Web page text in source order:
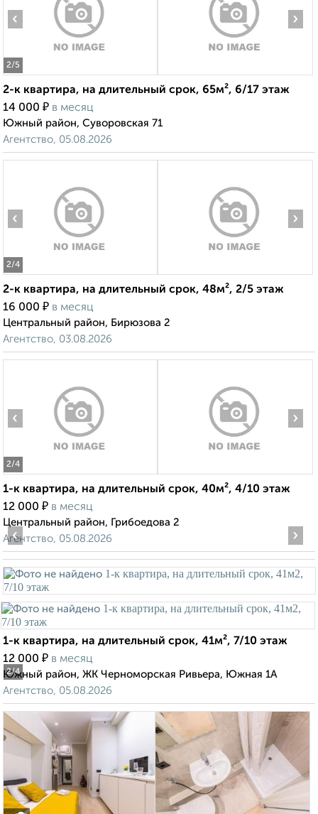
2/5
‹ ›
2-к квартира, на длительный срок, 65м², 6/17 этаж
14 000 ₽ в месяц
Южный район, Суворовская 71
Агентство, 05.08.2026
2/4
‹ ›
2-к квартира, на длительный срок, 48м², 2/5 этаж
16 000 ₽ в месяц
Центральный район, Бирюзова 2
Агентство, 03.08.2026
2/4
‹ ›
1-к квартира, на длительный срок, 40м², 4/10 этаж
12 000 ₽ в месяц
Центральный район, Грибоедова 2
Агентство, 05.08.2026
2/4
‹ ›
1-к квартира, на длительный срок, 41м², 7/10 этаж
12 000 ₽ в месяц
Южный район, ЖК Черноморская Ривьера, Южная 1А
Агентство, 05.08.2026